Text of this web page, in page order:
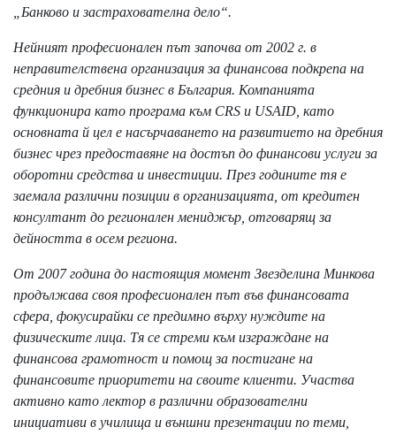
„Банково и застрахователна дело“.
Нейният професионален път започва от 2002 г. в
неправителствена организация за финансова подкрепа на
средния и дребния бизнес в България. Компанията
функционира като програма към CRS и USAID, като
основната й цел е насърчаването на развитието на дребния
бизнес чрез предоставяне на достъп до финансови услуги за
оборотни средства и инвестиции. През годините тя е
заемала различни позиции в организацията, от кредитен
консултант до регионален мениджър, отговарящ за
дейността в осем региона.
От 2007 година до настоящия момент Звезделина Минкова
продължава своя професионален път във финансовата
сфера, фокусирайки се предимно върху нуждите на
физическите лица. Тя се стреми към изграждане на
финансова грамотност и помощ за постигане на
финансовите приоритети на своите клиенти. Участва
активно като лектор в различни образователни
инициативи в училища и външни презентации по теми,